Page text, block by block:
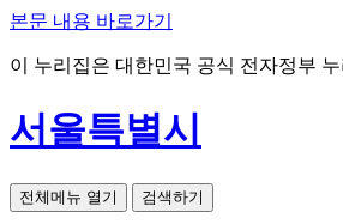
본문 내용 바로가기
이 누리집은 대한민국 공식 전자정부
서울특별시
전체메뉴 열기 검색하기